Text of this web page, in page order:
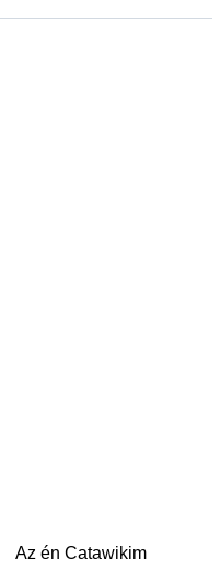
Az én Catawikim